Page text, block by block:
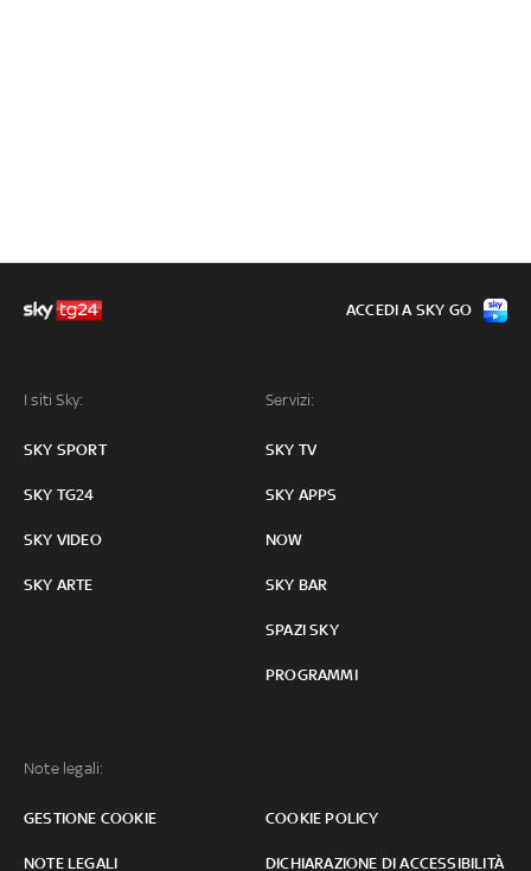
I siti Sky:
SKY SPORT
SKY TG24
SKY VIDEO
SKY ARTE
Servizi:
SKY TV
SKY APPS
NOW
SKY BAR
SPAZI SKY
PROGRAMMI
Note legali:
GESTIONE COOKIE COOKIE POLICY
NOTE LEGALI DICHIARAZIONE DI ACCESSIBILITÀ
ACCEDI A SKY GO